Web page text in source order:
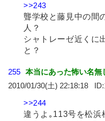
>>243
聾学校と藤見中の間
人？
シャトレーゼ近くに
と？
255 本当にあった怖い名無
2010/01/30(土) 22:18:18
>>244
違うよ｡113号を松浜